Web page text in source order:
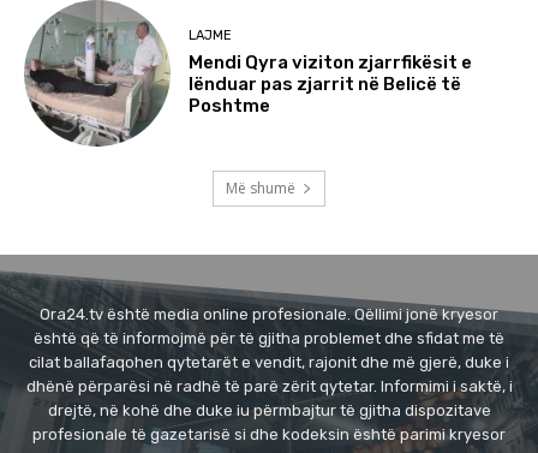
LAJME
Mendi Qyra viziton zjarrfikësit e
lënduar pas zjarrit në Belicë të
Poshtme
Më shumë
Ora24.tv është media online profesionale. Qëllimi jonë kryesor
është që të informojmë për të gjitha problemet dhe sfidat me të
cilat ballafaqohen qytetarët e vendit, rajonit dhe më gjerë, duke i
dhënë përparësi në radhë të parë zërit qytetar. Informimi i saktë, i
drejtë, në kohë dhe duke iu përmbajtur të gjitha dispozitave
profesionale të gazetarisë si dhe kodeksin është parimi kryesor